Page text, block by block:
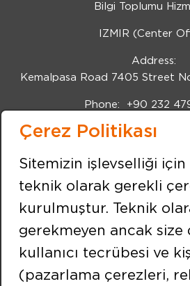
Çerez Politikası
Sitemizin işlevselliği
teknik olarak gerekli
kurulmuştur. Teknik
gerekmeyen ancak size
kullanıcı tecrübesi ve
(pazarlama çerezleri,
Bilgi Toplumu
IZMIR (Center
Address:
Kemalpasa Road 7405 Street
Phone: +90 232
Fax: +90 232 479
FOLLOW US
ISTANBUL
Address:
Neighbourhood of Merkez
Cekmekoy /